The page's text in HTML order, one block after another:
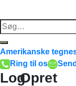
Søg
efter:
Amerikanske
Ring til os
LogOpret